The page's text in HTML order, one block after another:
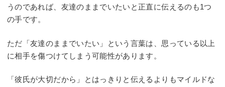
うのであれば、友達のままでいたいと正直に伝えるのも1つ
の手です。
ただ「友達のままでいたい」という言葉は、思っている以上
に相手を傷つけてしまう可能性があります。
「彼氏が大切だから」とはっきりと伝えるよりもマイルドな